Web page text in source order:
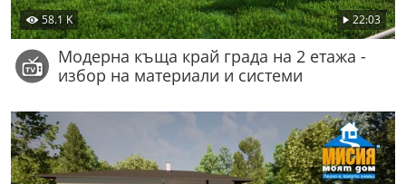
58.1 K 22:03
Модерна къща край града на 2 етажа -
избор на материали и системи